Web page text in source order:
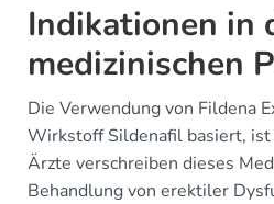
Indikationen in
medizinischen
Die Verwendung von Fildena
Wirkstoff Sildenafil basiert,
Ärzte verschreiben dieses
Behandlung von erektiler